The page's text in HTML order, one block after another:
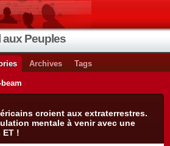
aux Peuples
Archives Tags
croient aux extraterrestres.
mentale à venir avec une
ET !